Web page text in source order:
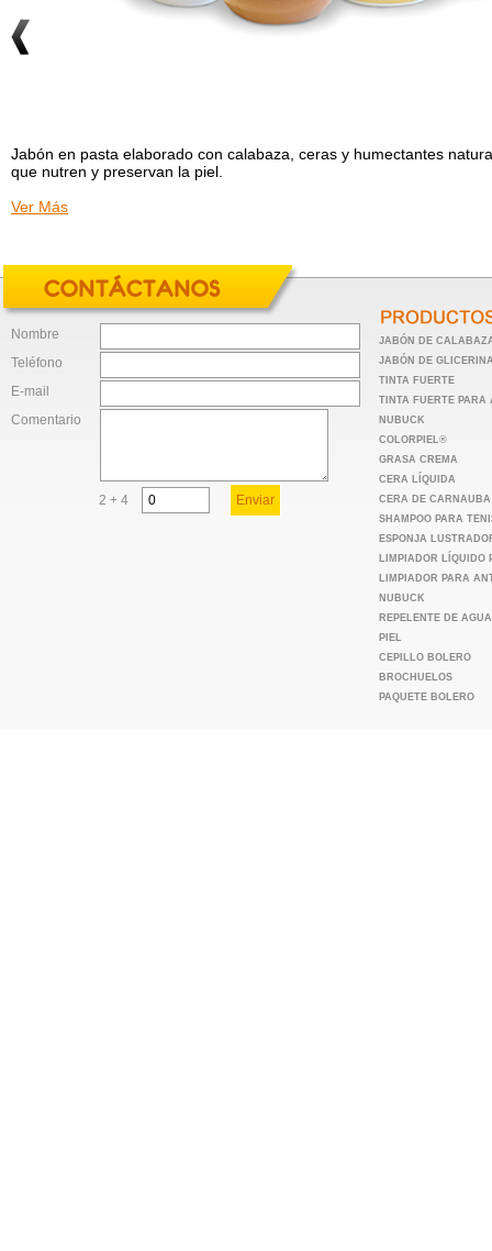
Jabón en pasta elaborado con calabaza, ceras y humectantes
que nutren y preservan la piel.
Ver Más
Nombre
Teléfono
E-mail
Comentario
2 + 4
JABÓN DE
JABÓN DE
TINTA FUERTE
TINTA FUERTE PARA
NUBUCK
COLORPIEL®
GRASA CREMA
CERA LÍQUIDA
CERA DE CARNAUBA
SHAMPOO PARA
ESPONJA
LIMPIADOR LÍQUIDO
LIMPIADOR PARA
NUBUCK
REPELENTE DE
PIEL
CEPILLO BOLERO
BROCHUELOS
PAQUETE BOLERO